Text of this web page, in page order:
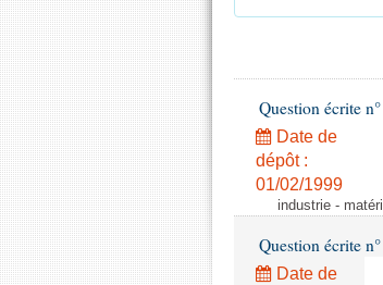
Question écrite
Date de
dépôt :
01/02/1999
industrie -
Question écrite
Date de